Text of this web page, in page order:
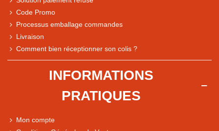
Comparaison des performances du magasin
Express, Chez vous, Point relais, Retrait magasin
Code Promo
Processus emballage commandes
Livraison
Comment bien réceptionner son colis ?
INFORMATIONS
PRATIQUES
Mon compte